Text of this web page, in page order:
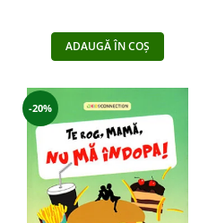
ADAUGĂ ÎN COȘ
-20%